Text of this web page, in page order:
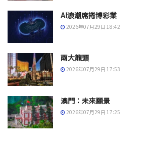
AI浪潮席捲博彩業
2026年07月29日 18:42
兩大龍頭
2026年07月29日 17:53
澳門：未來願景
2026年07月29日 17:25